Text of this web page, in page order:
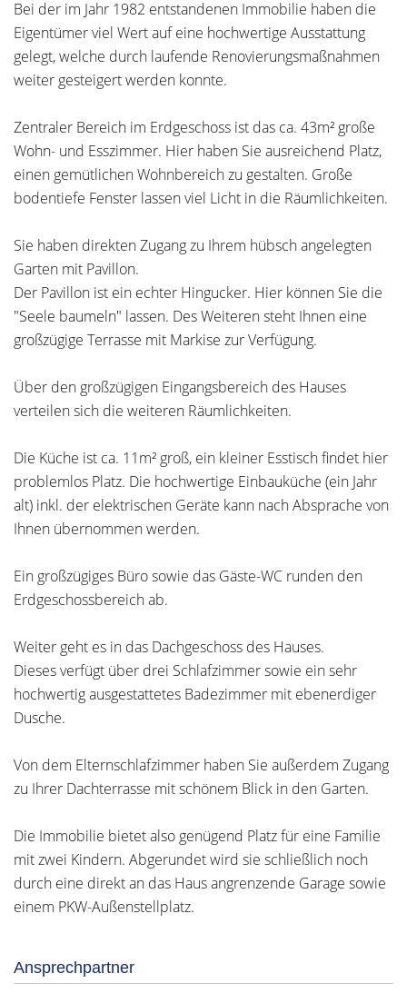
Bei der im Jahr 1982 entstandenen Immobilie haben die
Eigentümer viel Wert auf eine hochwertige Ausstattung
gelegt, welche durch laufende Renovierungsmaßnahmen
weiter gesteigert werden konnte.
Zentraler Bereich im Erdgeschoss ist das ca. 43m² große
Wohn- und Esszimmer. Hier haben Sie ausreichend Platz,
einen gemütlichen Wohnbereich zu gestalten. Große
bodentiefe Fenster lassen viel Licht in die Räumlichkeiten.
Sie haben direkten Zugang zu Ihrem hübsch angelegten
Garten mit Pavillon.
Der Pavillon ist ein echter Hingucker. Hier können Sie die
"Seele baumeln" lassen. Des Weiteren steht Ihnen eine
großzügige Terrasse mit Markise zur Verfügung.
Über den großzügigen Eingangsbereich des Hauses
verteilen sich die weiteren Räumlichkeiten.
Die Küche ist ca. 11m² groß, ein kleiner Esstisch findet hier
problemlos Platz. Die hochwertige Einbauküche (ein Jahr
alt) inkl. der elektrischen Geräte kann nach Absprache von
Ihnen übernommen werden.
Ein großzügiges Büro sowie das Gäste-WC runden den
Erdgeschossbereich ab.
Weiter geht es in das Dachgeschoss des Hauses.
Dieses verfügt über drei Schlafzimmer sowie ein sehr
hochwertig ausgestattetes Badezimmer mit ebenerdiger
Dusche.
Von dem Elternschlafzimmer haben Sie außerdem Zugang
zu Ihrer Dachterrasse mit schönem Blick in den Garten.
Die Immobilie bietet also genügend Platz für eine Familie
mit zwei Kindern. Abgerundet wird sie schließlich noch
durch eine direkt an das Haus angrenzende Garage sowie
einem PKW-Außenstellplatz.
Ansprechpartner